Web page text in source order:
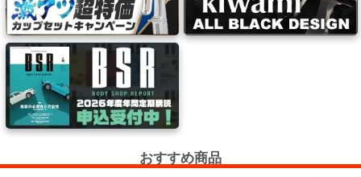
面
テ
ー
プ・
機
能
性
ー
おすすめ商品